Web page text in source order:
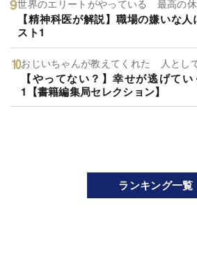
世界のエリートがやっている 最高の休
【精神科医が解説】職場の嫌いな
スト1
おじいちゃんが教えてくれた 人とし
【やってない？】幸せが逃げて
1【書籍編集局セレクション】
ランキング一覧